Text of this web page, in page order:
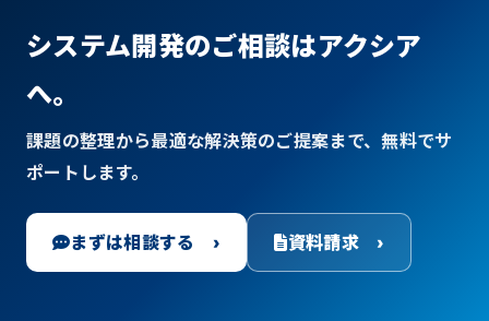
システム開発のご相談はアクシア
へ。
課題の整理から最適な解決策のご提案まで、無料でサ
ポートします。
まずは相談する › 資料請求 ›